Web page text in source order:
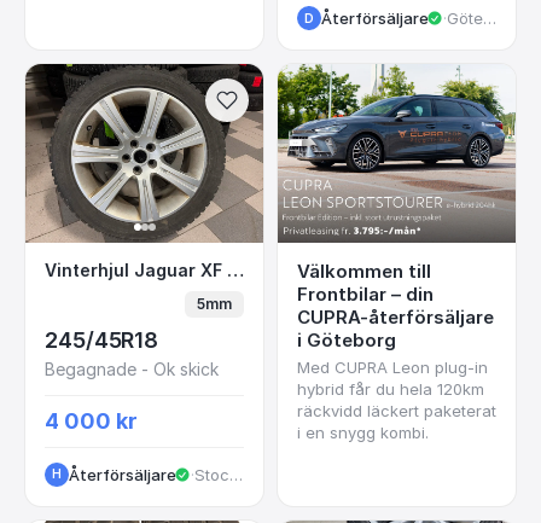
D Återförsäljare · Göteborg
Vinterhjul Jaguar XF 18” Dubb
Vinterhjul Jaguar XF 18” Dubb
5mm
245/45R18
Begagnade - Ok skick
4 000 kr
H Återförsäljare · Stockholm
Välkommen till
Frontbilar – din
CUPRA-återförsäljare
i Göteborg
Med CUPRA Leon plug-in
hybrid får du hela 120km
räckvidd läckert paketerat
i en snygg kombi.